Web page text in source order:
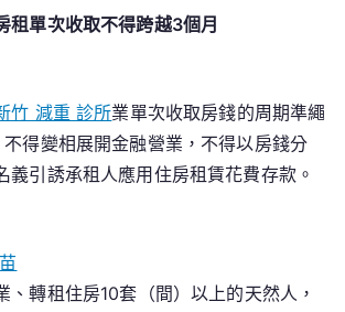
租單次收取不得跨越3個月
竹 減重 診所業單次收取房錢的周期準繩
得變相展開金融營業，不得以房錢分
義引誘承租人應用住房租賃花費存款。
轉租住房10套（間）以上的天然人，